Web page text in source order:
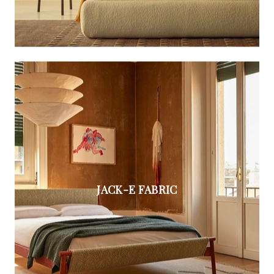
JACK-E FABRIC